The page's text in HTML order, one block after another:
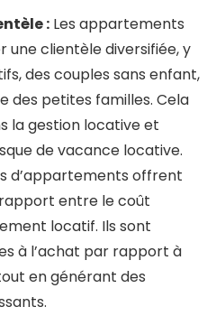
: Les appartements
une clientèle diversifiée, y
des couples sans enfant,
des petites familles. Cela
la gestion locative et
de vacance locative.
d’appartements offrent
entre le coût
locatif. Ils sont
à l’achat par rapport à
en générant des